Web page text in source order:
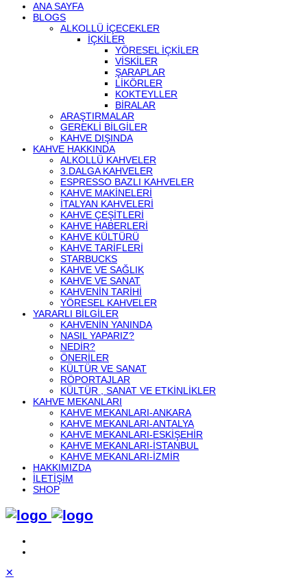
ANA SAYFA
BLOGS
ALKOLLÜ IÇECEKLER
İÇKILER
YÖRESEL İÇKILER
VISKILER
ŞARAPLAR
LIKÖRLER
KOKTEYLLER
BIRALAR
ARAŞTIRMALAR
GEREKLI BILGILER
KAHVE DIŞINDA
KAHVE HAKKINDA
ALKOLLÜ KAHVELER
3.DALGA KAHVELER
ESPRESSO BAZLI KAHVELER
KAHVE MAKINELERI
İTALYAN KAHVELERI
KAHVE ÇEŞITLERI
KAHVE HABERLERI
KAHVE KÜLTÜRÜ
KAHVE TARIFLERI
STARBUCKS
KAHVE VE SAĞLIK
KAHVE VE SANAT
KAHVENIN TARIHI
YÖRESEL KAHVELER
YARARLI BILGILER
KAHVENIN YANINDA
NASIL YAPARIZ?
NEDIR?
ÖNERILER
KÜLTÜR VE SANAT
RÖPORTAJLAR
KÜLTÜR , SANAT VE ETKINLIKLER
KAHVE MEKANLARI
KAHVE MEKANLARI-ANKARA
KAHVE MEKANLARI-ANTALYA
KAHVE MEKANLARI-ESKIŞEHIR
KAHVE MEKANLARI-İSTANBUL
KAHVE MEKANLARI-İZMIR
HAKKIMIZDA
İLETIŞIM
SHOP
✕